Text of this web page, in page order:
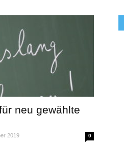
neu gewählte
2019 0